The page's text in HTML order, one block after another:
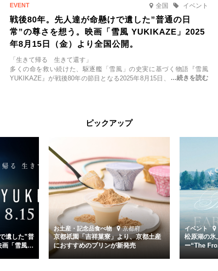
全国 イベント
戦後80年。先人達が命懸けで遺した”普通の日
常”の尊さを想う。映画「雪風 YUKIKAZE」2025
年8月15日（金）より全国公開。
「生きて帰る 生きて還す」
多くの命を救い続けた、駆逐艦「雪風」の史実に基づく物語『雪風
YUKIKAZE』が戦後80年の節目となる2025年8月15日、全国公開され
くの仲間の命を救い帰還させ、戦後まで生き抜き「幸運艦」と呼ばれ
主演は「雪風」の艦長・寺澤一利を演じる竹野内豊。先任伍長・早瀬
幸平を玉木宏が演じるほか、奥平大兼、田中麗奈、石丸幹二、益岡徹
など実力派俳優が共演。そして戦艦大和と運命を共にした帝国海軍・
第二艦隊司令長官、伊藤整一を中井貴一が圧倒的な存在感で演じ切
る。
時代が再び、分断と暴力に揺れる現代。本作は「同じ過ちを繰り返す
道を歩んではいないか」と、彼らが命をかけて守りたいと願っ
た”今”を生きる私達に問いかける。戦後80年、戦争の記憶が薄れゆく
今だからこそ、尊い平和の価値を未来に繋ぐ作品『雪風 YUKIKAZE』
を多くの方にご覧いただきたい。
ピックアップ
遺した”普
画「雪風
お土産・記念品食べ物 京都府
京都祇園「吉祥菓寮」より、京都土産
におすすめのプリンが新発売
イベント
松原湖の氷
ー“The